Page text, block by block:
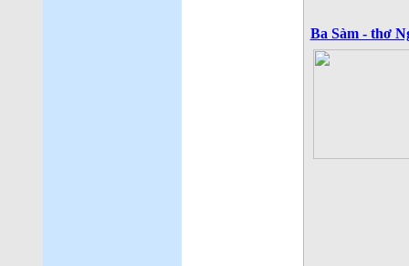
Ba Sàm - thơ